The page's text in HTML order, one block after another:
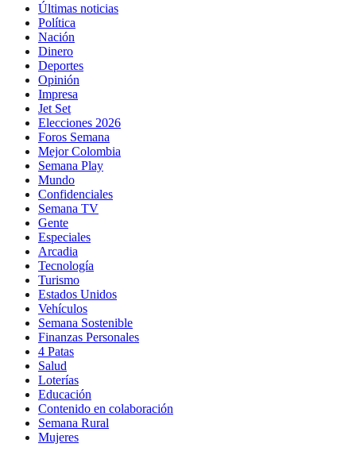
Últimas noticias
Política
Nación
Dinero
Deportes
Opinión
Impresa
Jet Set
Elecciones 2026
Foros Semana
Mejor Colombia
Semana Play
Mundo
Confidenciales
Semana TV
Gente
Especiales
Arcadia
Tecnología
Turismo
Estados Unidos
Vehículos
Semana Sostenible
Finanzas Personales
4 Patas
Salud
Loterías
Educación
Contenido en colaboración
Semana Rural
Mujeres